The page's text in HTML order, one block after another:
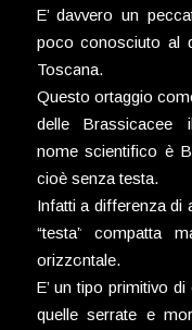
E’ davvero un
poco conosciuto al
Toscana.
Questo ortaggio
delle
nome scientifico è
cioè senza testa.
Infatti a differenza di
“testa” compatta
orizzontale.
E’ un tipo primitivo
quelle serrate e